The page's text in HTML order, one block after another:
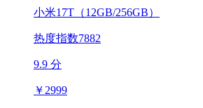
小米17T（12GB/256GB）
热度指数7882
9.9 分
￥ 2999